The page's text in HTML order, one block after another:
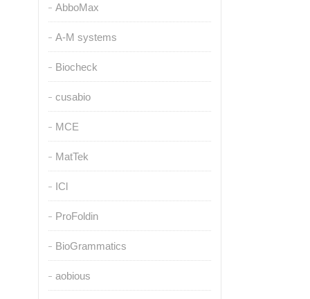
AbboMax
A-M systems
Biocheck
cusabio
MCE
MatTek
ICl
ProFoldin
BioGrammatics
aobious